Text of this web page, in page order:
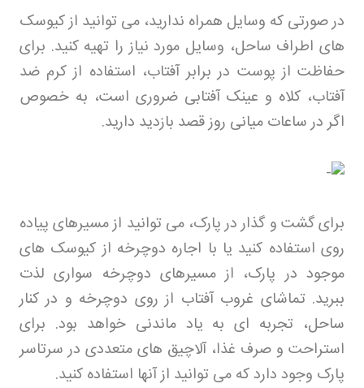
در صورتی که وسایل همراه ندارید، می توانید از کیوسک
های اطراف ساحل، وسایل مورد نیاز را تهیه کنید. برای
حفاظت از پوست در برابر آفتاب، استفاده از کرم ضد
آفتاب، کلاه و عینک آفتابی ضروری است، به خصوص
اگر در ساعات میانی روز قصد بازدید دارید.
برای گشت و گذار در پارک، می توانید از مسیرهای پیاده
روی استفاده کنید یا با اجاره دوچرخه از کیوسک های
موجود در پارک، از مسیرهای دوچرخه سواری لذت
ببرید. تماشای غروب آفتاب از روی دوچرخه و در کنار
ساحل، تجربه ای به یاد ماندنی خواهد بود. برای
استراحت و صرف غذا، آلاچیق های متعددی در سرتاسر
پارک وجود دارد که می توانید از آنها استفاده کنید.